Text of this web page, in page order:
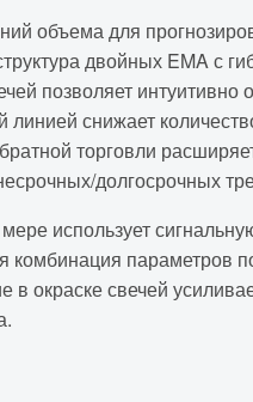
объема для
двойных EMA с
позволяет
линией снижает
торговли
долгосрочных
использует
комбинация параметров
в окраске свечей